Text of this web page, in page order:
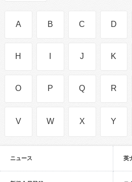
A B C D
H J K
O P Q R
V W X Y
ニュース 英